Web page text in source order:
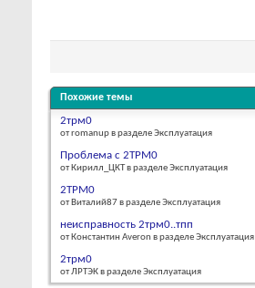
Похожие темы
2трм0
от romanup в разделе Эксплуатация
Проблема с 2ТРМ0
от Кирилл_ЦКТ в разделе Эксплуатация
2ТРМ0
от Виталий87 в разделе Эксплуатация
неисправность 2трм0..тпп
от Константин Averon в разделе Эксплуатация
2трм0
от ЛРТЭК в разделе Эксплуатация